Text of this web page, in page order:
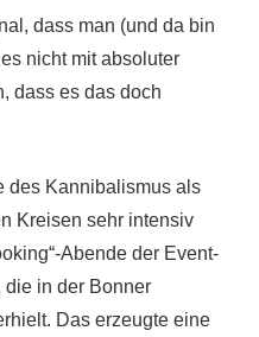
dass man (und da bin
nicht mit absoluter
dass es das doch
des Kannibalismus als
Kreisen sehr intensiv
Abende der Event-
die in der Bonner
Das erzeugte eine